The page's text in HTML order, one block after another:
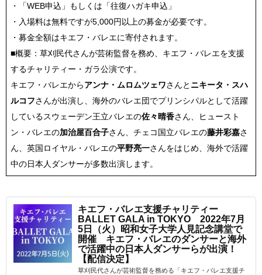
・「WEB申込」もしくは「往復ハガキ申込」
・入場料は無料ですが5,000円以上の募金が必要です。
・募金全額はキエフ・バレエに寄付されます。
■概要：草刈民代さんが芸術監督を務め、キエフ・バレエを支援
するチャリティー・ガラ公演です。
キエフ・バレエから アンナ・ムロムツェワさんと ニキータ・スハ
ルコフさんが出演し、海外のバレエ団でプリンシパルとして活躍
しているスウェーデン王立バレエの佐々晴香さん、ヒュースト
ン・バレエの加治屋百合子さん、チェコ国立バレエの藤井彩嘉さ
ん、英国ロイヤル・バレエの平野亮一さんをはじめ、海外で活躍
中の日本人ダンサーが多数出演します。
キエフ・バレエ支援チャリティー
BALLET GALA in TOKYO 2022年7月
5日（火）昭和女子大学人見記念講堂で
開催 キエフ・バレエのダンサーと海外
で活躍中の日本人ダンサーらが出演！
【配信決定】
草刈民代さんが芸術監督を務める「キエフ・バレエ支援チ